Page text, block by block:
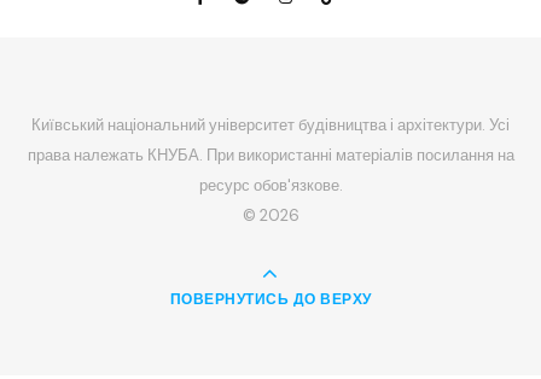
Київський національний університет будівництва і архітектури. Усі
права належать КНУБА. При використанні матеріалів посилання на
ресурс обов'язкове.
© 2026
ПОВЕРНУТИСЬ ДО ВЕРХУ